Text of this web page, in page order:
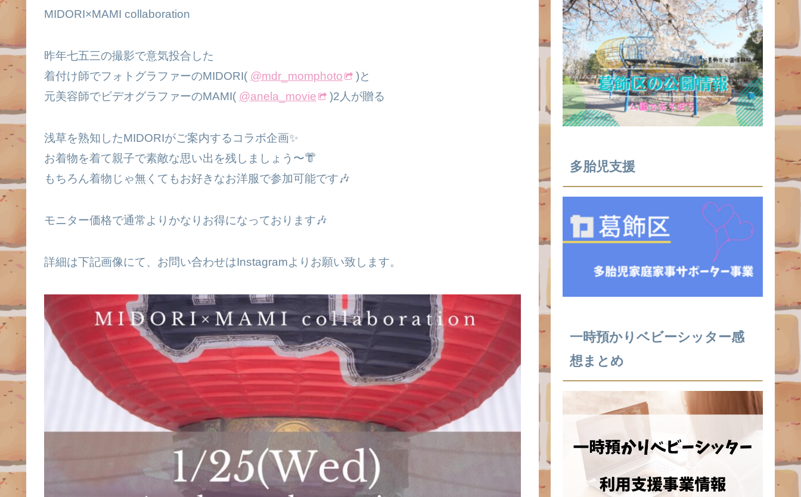
MIDORI×MAMI collaboration
昨年七五三の撮影で意気投合した
着付け師でフォトグラファーのMIDORI( @mdr_momphoto
)と
元美容師でビデオグラファーのMAMI( @anela_movie )2人が贈る
浅草を熟知したMIDORIがご案内するコラボ企画✨
お着物を着て親子で素敵な思い出を残しましょう〜👘
もちろん着物じゃ無くてもお好きなお洋服で参加可能です🎶
モニター価格で通常よりかなりお得になっております🎶
詳細は下記画像にて、お問い合わせはInstagramよりお願い致します。
多胎児支援
⼀時預かりベビーシッター感
想まとめ